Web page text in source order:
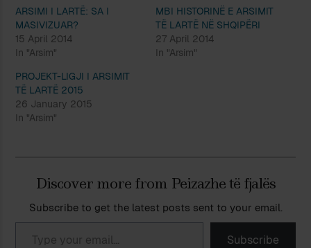
ARSIMI I LARTË: SA I
MASIVIZUAR?
15 April 2014
In "Arsim"
MBI HISTORINË E ARSIMIT
TË LARTË NË SHQIPËRI
27 April 2014
In "Arsim"
PROJEKT-LIGJI I ARSIMIT
TË LARTË 2015
26 January 2015
In "Arsim"
Discover more from Peizazhe të fjalës
Subscribe to get the latest posts sent to your email.
Type your email…
Subscribe